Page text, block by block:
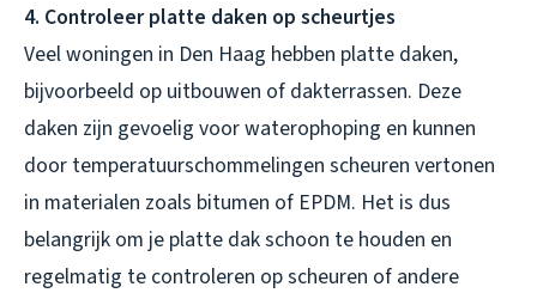
4. Controleer platte daken op scheurtjes
Veel woningen in Den Haag hebben platte daken,
bijvoorbeeld op uitbouwen of dakterrassen. Deze
daken zijn gevoelig voor waterophoping en kunnen
door temperatuurschommelingen scheuren vertonen
in materialen zoals bitumen of EPDM. Het is dus
belangrijk om je platte dak schoon te houden en
regelmatig te controleren op scheuren of andere